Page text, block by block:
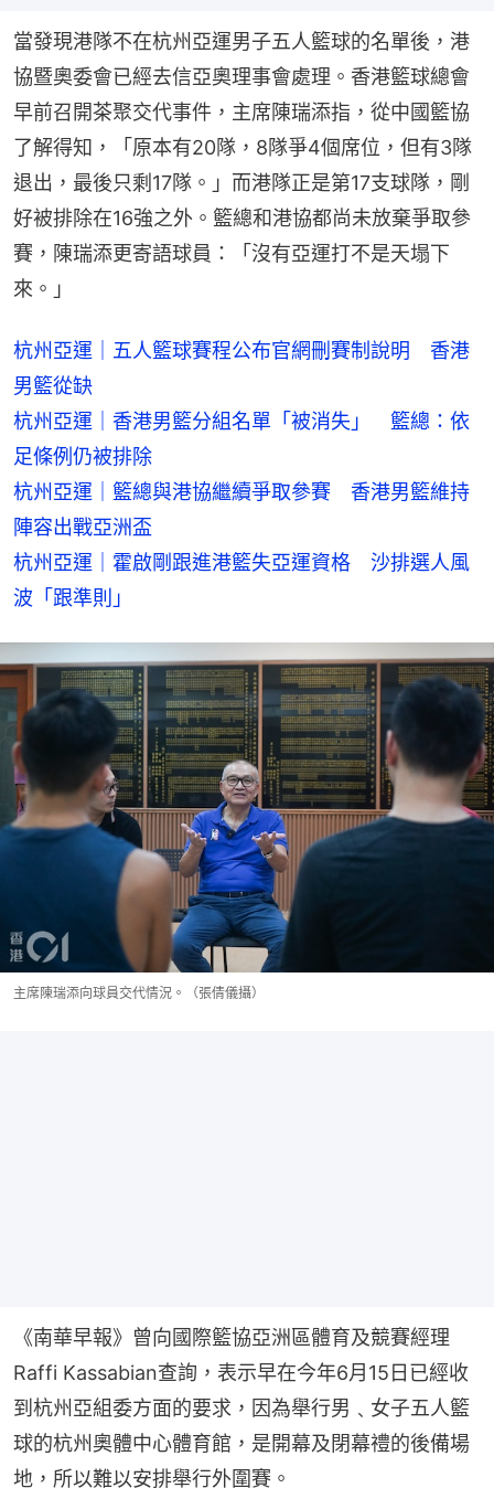
當發現港隊不在杭州亞運男子五人籃球的名單後，港
協暨奧委會已經去信亞奧理事會處理。香港籃球總會
早前召開茶聚交代事件，主席陳瑞添指，從中國籃協
了解得知，「原本有20隊，8隊爭4個席位，但有3隊
退出，最後只剩17隊。」而港隊正是第17支球隊，剛
好被排除在16強之外。籃總和港協都尚未放棄爭取參
賽，陳瑞添更寄語球員：「沒有亞運打不是天塌下
來。」
杭州亞運｜五人籃球賽程公布官網刪賽制說明　香港
男籃從缺
杭州亞運｜香港男籃分組名單「被消失」　籃總：依
足條例仍被排除
杭州亞運｜籃總與港協繼續爭取參賽　香港男籃維持
陣容出戰亞洲盃
杭州亞運｜霍啟剛跟進港籃失亞運資格　沙排選人風
波「跟準則」
主席陳瑞添向球員交代情況。（張倩儀攝）
《南華早報》曾向國際籃協亞洲區體育及競賽經理
Raffi Kassabian查詢，表示早在今年6月15日已經收
到杭州亞組委方面的要求，因為舉行男﹑女子五人籃
球的杭州奧體中心體育館，是開幕及閉幕禮的後備場
地，所以難以安排舉行外圍賽。